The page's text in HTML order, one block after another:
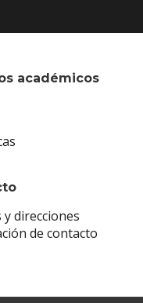
académicos
y direcciones
de contacto